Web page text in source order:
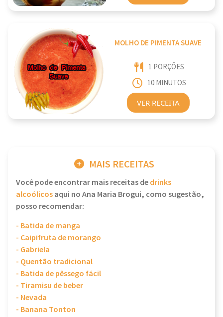
MOLHO DE PIMENTA SUAVE
1 PORÇÕES
10 MINUTOS
VER RECEITA
MAIS RECEITAS
Você pode encontrar mais receitas dedrinks
alcoólicosaqui no Ana Maria Brogui, como sugestão,
posso recomendar:
- Batida de manga
- Caipifruta de morango
- Gabriela
- Quentão tradicional
- Batida de pêssego fácil
- Tiramisu de beber
- Nevada
- Banana Tonton